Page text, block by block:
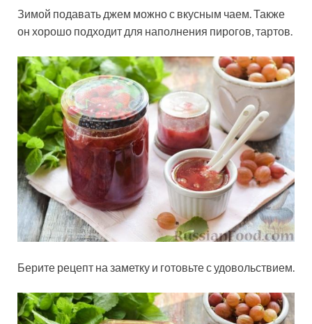
Зимой подавать джем можно с вкусным чаем. Также
он хорошо подходит для наполнения пирогов, тартов.
Берите рецепт на заметку и готовьте с удовольствием.